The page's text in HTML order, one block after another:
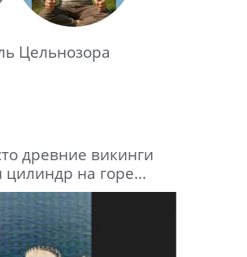
Цельнозора
древние викинги
цилиндр на горе...